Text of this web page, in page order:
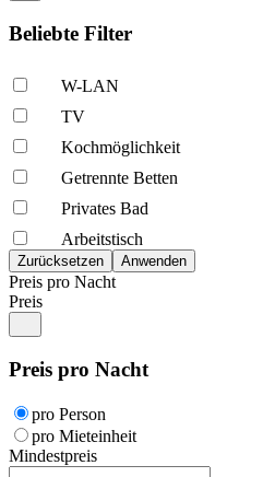
Beliebte Filter
W-LAN
TV
Kochmöglich­keit
Getrennte Betten
Privates Bad
Arbeitstisch
Preis pro Nacht
Preis
Preis pro Nacht
pro Person
pro Mieteinheit
Mindestpreis